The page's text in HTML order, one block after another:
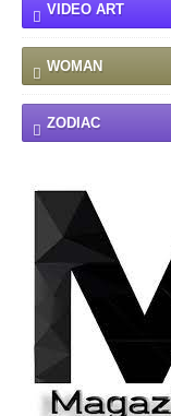
VIDEO ART
WOMAN
ZODIAC